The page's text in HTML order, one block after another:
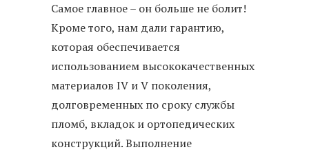
Самое главное – он больше не болит!
Кроме того, нам дали гарантию,
которая обеспечивается
использованием высококачественных
материалов IV и V поколения,
долговременных по сроку службы
пломб, вкладок и ортопедических
конструкций. Выполнение